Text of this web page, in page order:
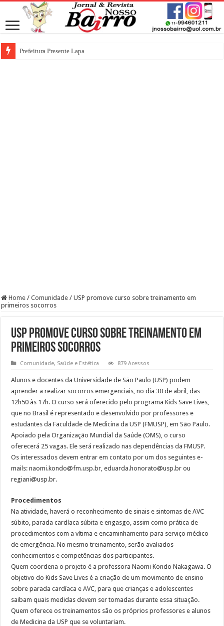
Prefeitura Presente Lapa
Home / Comunidade / USP promove curso sobre treinamento em
primeiros socorros
USP promove curso sobre treinamento em
primeiros socorros
Comunidade, Saúde e Estética 879 Acessos
Alunos e docentes da Universidade de São Paulo (USP) podem
aprender a realizar socorros emergenciais, no dia 30 de abril, das
12h50 às 17h. O curso será oferecido pelo programa Kids Save Lives,
que no Brasil é representado e desenvolvido por professores e
estudantes da Faculdade de Medicina da USP (FMUSP), em São Paulo.
Apoiado pela Organização Mundial da Saúde (OMS), o curso
oferecerá 25 vagas. Ele será realizado nas dependências da FMUSP.
Os interessados devem entrar em contato por um dos seguintes e-
mails: naomi.kondo@fm.usp.br, eduarda.honorato@usp.br ou
regiani@usp.br.
Procedimentos
Na atividade, haverá o reconhecimento de sinais e sintomas de AVC
súbito, parada cardíaca súbita e engasgo, assim como prática de
procedimentos com a vítima e encaminhamento para serviço médico
de emergência. No mesmo treinamento, serão avaliados
conhecimentos e competências dos participantes.
Quem coordena o projeto é a professora Naomi Kondo Nakagawa. O
objetivo do Kids Save Lives é a criação de um movimento de ensino
sobre parada cardíaca e AVC, para que crianças e adolescentes
saibam quais medidas devem ser tomadas durante essa situação.
Quem oferece os treinamentos são os próprios professores e alunos
de Medicina da USP que se voluntariam.